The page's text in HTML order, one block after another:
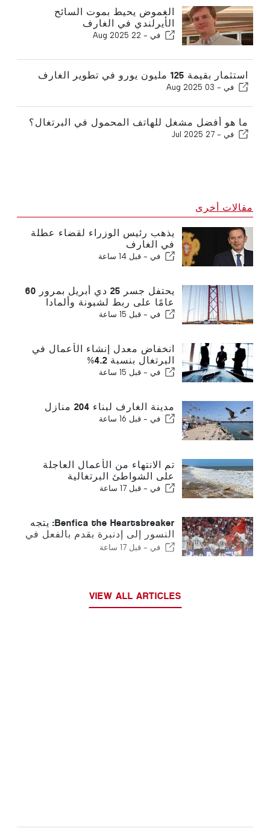
الغموض يحيط بموت السائح
الأيرلندي في الغارف
في - 22 Aug 2025
استثمار بقيمة 125 مليون يورو في تطوير الغارف
في - 03 Aug 2025
ما هو أفضل مشغل للهاتف المحمول في البرتغال؟
في - 27 Jul 2025
مقالات أخرى
يذهب رئيس الوزراء لقضاء عطلة
في الغارف
في - قبل 14 ساعة
يحتفل جسر 25 دي أبريل بمرور 60
عامًا على ربط لشبونة وألمادا
في - قبل 15 ساعة
انخفاض معدل إنشاء الأعمال في
البرتغال بنسبة 4.2%
في - قبل 15 ساعة
مدينة الغارف لبناء 204 منازل
في - قبل 16 ساعة
تم الانتهاء من الأعمال العاجلة
على الشواطئ البرتغالية
في - قبل 17 ساعة
Benfica the Heartsbreaker: يتجه
النسور إلى إدنبرة بقدم بالفعل في
المرحلة التالية
في - قبل 17 ساعة
VIEW ALL ARTICLES